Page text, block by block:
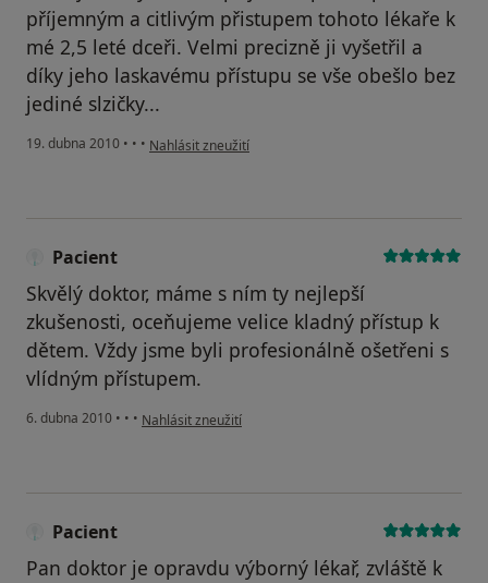
příjemným a citlivým přistupem tohoto lékaře k
mé 2,5 leté dceři. Velmi precizně ji vyšetřil a
díky jeho laskavému přístupu se vše obešlo bez
jediné slzičky...
19. dubna 2010 • • • podle názoru uživatele Pacient
Nahlásit zneužití
Pacient
Skvělý doktor, máme s ním ty nejlepší
zkušenosti, oceňujeme velice kladný přístup k
dětem. Vždy jsme byli profesionálně ošetřeni s
vlídným přístupem.
6. dubna 2010 • • • podle názoru uživatele Pacient
Nahlásit zneužití
Pacient
Pan doktor je opravdu výborný lékař, zvláště k